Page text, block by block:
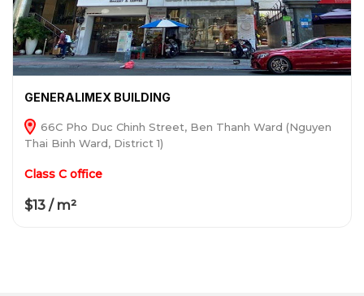
GENERALIMEX BUILDING
66C Pho Duc Chinh Street, Ben Thanh Ward (Nguyen
Thai Binh Ward, District 1)
Class C office
$13 / m²